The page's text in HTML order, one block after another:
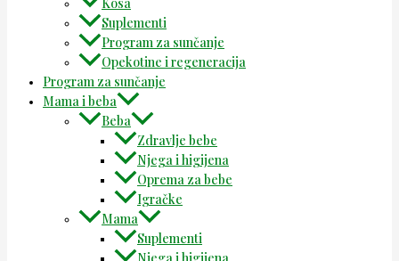
Suplementi
Program za sunčanje
Opekotine i regeneracija
Program za sunčanje
Mama i beba
Beba
Zdravlje bebe
Njega i higijena
Oprema za bebe
Igračke
Mama
Suplementi